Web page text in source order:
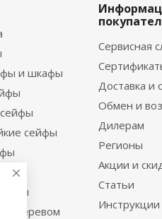
и шкафы
сейфы
деревом
Сервисная
Доставка и
Обмен и
Дилерам
Регионы
Акции и
Статьи